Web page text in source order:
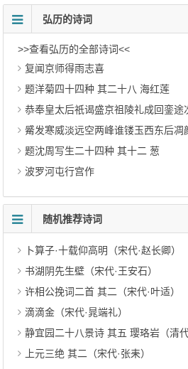
弘历的诗词
>>查看弘历的全部诗词<<
复闻京师得雨志喜
题洋菊四十四种 其二十八 海红莲
恭奉皇太后祇谒盛京祖陵礼成回銮途次纪
觱发寒威淡远空两峰谁镂玉西东后凋颜色分明在
题沈周写生二十四种 其十二 葱
波罗河屯行宫作
随机推荐诗词
卜算子·十载仰高明（宋代·赵长卿）
书湖阴先生壁（宋代·王安石）
许相公挽词二首 其二（宋代·叶适）
滴滴金（宋代·晁端礼）
静宜园二十八景诗 其五 璎珞岩（清代
上元三绝 其二（宋代·张耒）